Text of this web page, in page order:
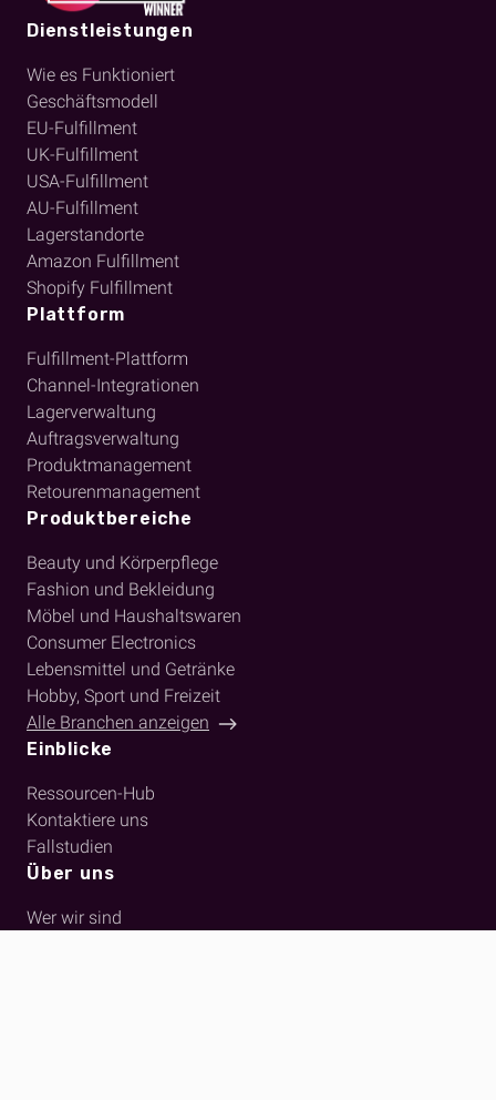
Dienstleistungen
Wie es Funktioniert
Geschäftsmodell
EU-Fulfillment
UK-Fulfillment
USA-Fulfillment
AU-Fulfillment
Lagerstandorte
Amazon Fulfillment
Shopify Fulfillment
Plattform
Fulfillment-Plattform
Channel-Integrationen
Lagerverwaltung
Auftragsverwaltung
Produktmanagement
Retourenmanagement
Produktbereiche
Beauty und Körperpflege
Fashion und Bekleidung
Möbel und Haushaltswaren
Consumer Electronics
Lebensmittel und Getränke
Hobby, Sport und Freizeit
Alle Branchen anzeigen
Einblicke
Ressourcen-Hub
Kontaktiere uns
Fallstudien
Über uns
Wer wir sind